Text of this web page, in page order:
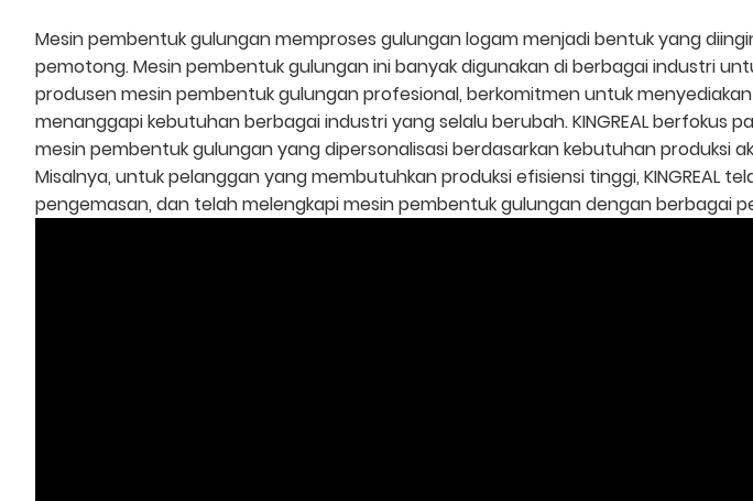
Mesin pembentuk gulungan memproses gulungan logam menjadi bentuk yang
pemotong. Mesin pembentuk gulungan ini banyak digunakan di berbagai industri
produsen mesin pembentuk gulungan profesional, berkomitmen untuk
menanggapi kebutuhan berbagai industri yang selalu berubah. KINGREAL berfokus
mesin pembentuk gulungan yang dipersonalisasi berdasarkan kebutuhan
Misalnya, untuk pelanggan yang membutuhkan produksi efisiensi tinggi,
pengemasan, dan telah melengkapi mesin pembentuk gulungan dengan berbagai